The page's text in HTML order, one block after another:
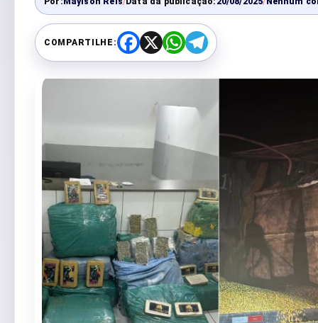
COMPARTILHE:
F
a
e
X
W
h
t
A
T
e
e